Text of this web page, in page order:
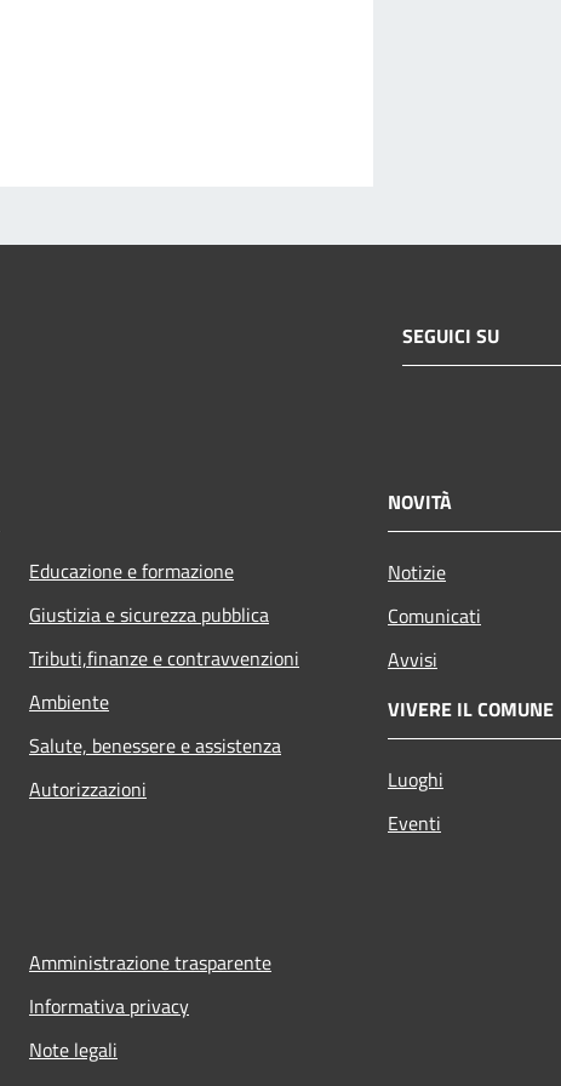
SEGUICI SU
Educazione e formazione
Giustizia e sicurezza pubblica
Tributi,finanze e contravvenzioni
Ambiente
Salute, benessere e assistenza
Autorizzazioni
NOVITÀ
Notizie
Comunicati
Avvisi
VIVERE IL COMUNE
Luoghi
Eventi
Amministrazione trasparente
Informativa privacy
Note legali